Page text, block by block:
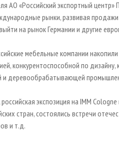
АО «Российский экспортный
рынки, развивая
на рынок Германии и другие
мебельные компании
конкурентоспособной по
и деревообрабатывающей
экспозиция на IMM
стран, состоялись встречи
и т.д.